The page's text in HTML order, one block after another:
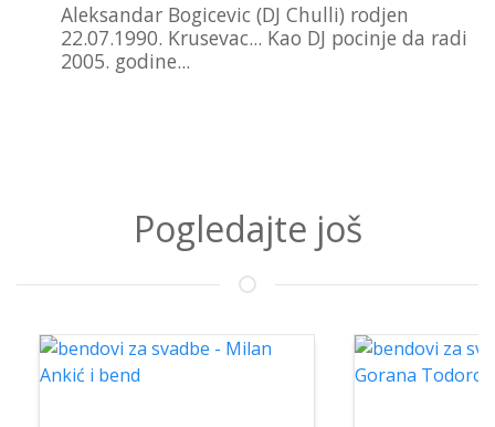
Aleksandar Bogicevic (DJ Chulli) rodjen
22.07.1990. Krusevac... Kao DJ pocinje da radi
2005. godine...
Pogledajte još